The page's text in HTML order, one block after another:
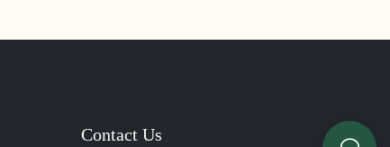
Contact Us